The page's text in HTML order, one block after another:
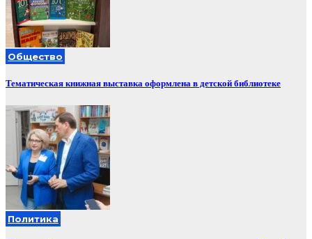
Общество
Тематическая книжная выставка оформлена в детской библиотеке
Политика